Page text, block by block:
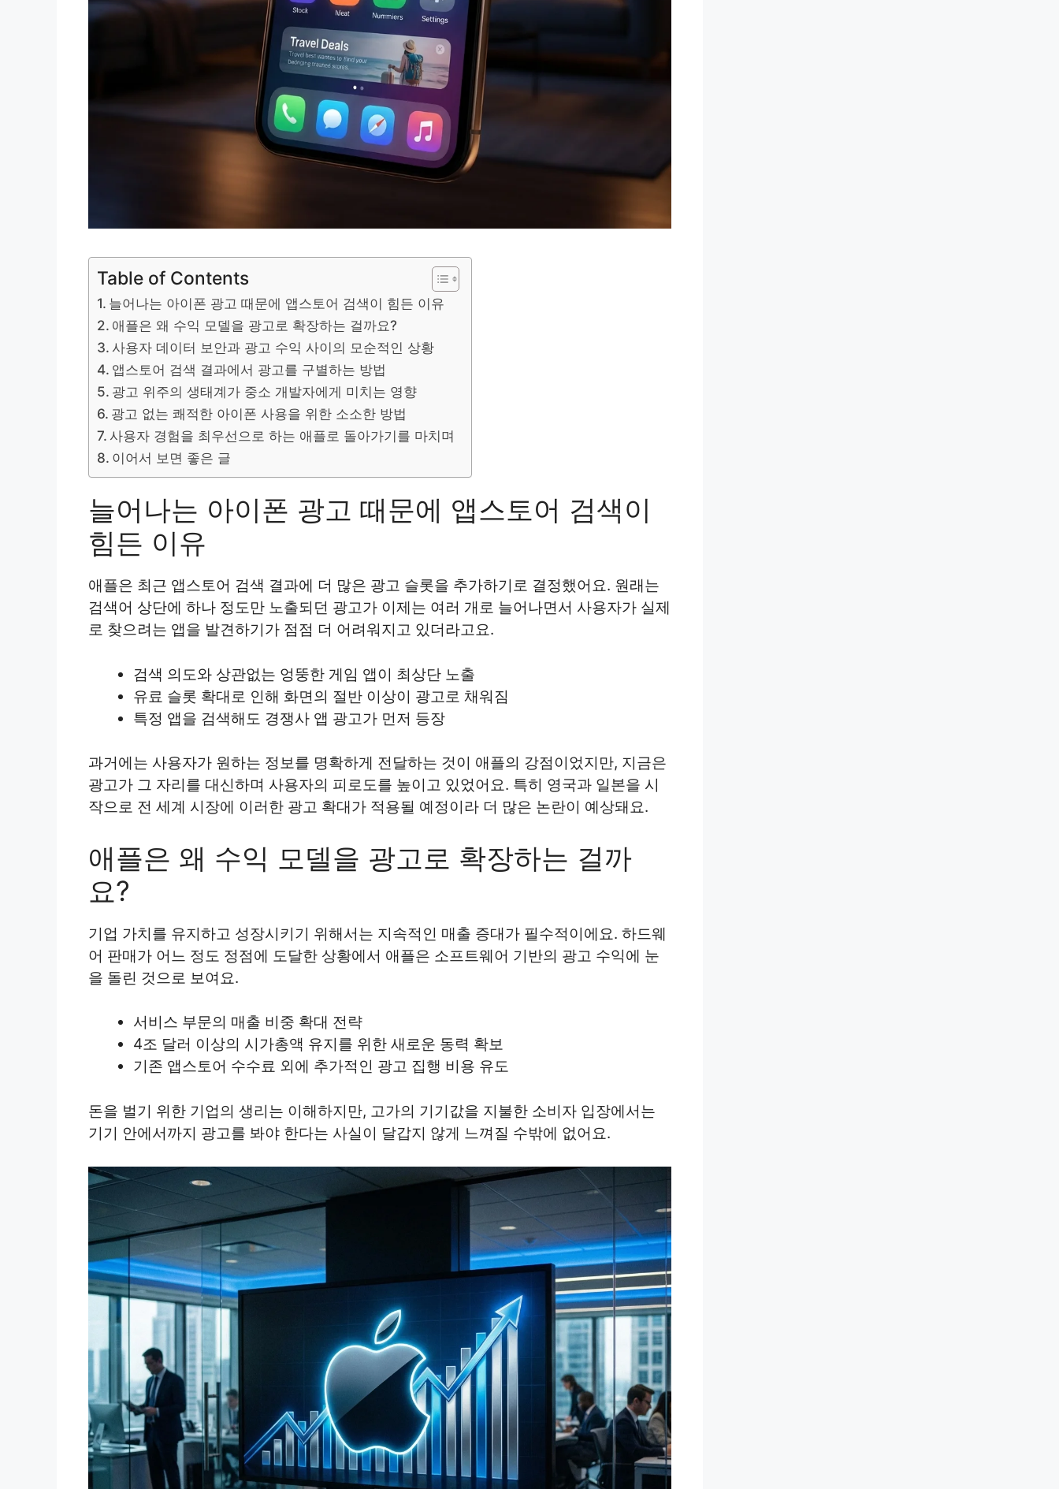
Table of Contents
늘어나는 아이폰 광고 때문에 앱스토어 검색이 힘든 이유
애플은 왜 수익 모델을 광고로 확장하는 걸까요?
사용자 데이터 보안과 광고 수익 사이의 모순적인 상황
앱스토어 검색 결과에서 광고를 구별하는 방법
광고 위주의 생태계가 중소 개발자에게 미치는 영향
광고 없는 쾌적한 아이폰 사용을 위한 소소한 방법
사용자 경험을 최우선으로 하는 애플로 돌아가기를 마치며
이어서 보면 좋은 글
늘어나는 아이폰 광고 때문에 앱스토어 검색이
힘든 이유
애플은 최근 앱스토어 검색 결과에 더 많은 광고 슬롯을 추가하기로 결정했어요. 원래는
검색어 상단에 하나 정도만 노출되던 광고가 이제는 여러 개로 늘어나면서 사용자가 실제
로 찾으려는 앱을 발견하기가 점점 더 어려워지고 있더라고요.
검색 의도와 상관없는 엉뚱한 게임 앱이 최상단 노출
유료 슬롯 확대로 인해 화면의 절반 이상이 광고로 채워짐
특정 앱을 검색해도 경쟁사 앱 광고가 먼저 등장
과거에는 사용자가 원하는 정보를 명확하게 전달하는 것이 애플의 강점이었지만, 지금은
광고가 그 자리를 대신하며 사용자의 피로도를 높이고 있었어요. 특히 영국과 일본을 시
작으로 전 세계 시장에 이러한 광고 확대가 적용될 예정이라 더 많은 논란이 예상돼요.
애플은 왜 수익 모델을 광고로 확장하는 걸까
요?
기업 가치를 유지하고 성장시키기 위해서는 지속적인 매출 증대가 필수적이에요. 하드웨
어 판매가 어느 정도 정점에 도달한 상황에서 애플은 소프트웨어 기반의 광고 수익에 눈
을 돌린 것으로 보여요.
서비스 부문의 매출 비중 확대 전략
4조 달러 이상의 시가총액 유지를 위한 새로운 동력 확보
기존 앱스토어 수수료 외에 추가적인 광고 집행 비용 유도
돈을 벌기 위한 기업의 생리는 이해하지만, 고가의 기기값을 지불한 소비자 입장에서는
기기 안에서까지 광고를 봐야 한다는 사실이 달갑지 않게 느껴질 수밖에 없어요.